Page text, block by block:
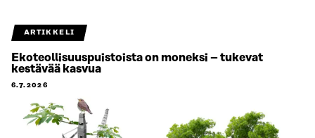
ARTIKKELI
Ekoteollisuuspuistoista on moneksi – tukevat
kestävää kasvua
6.7.2026